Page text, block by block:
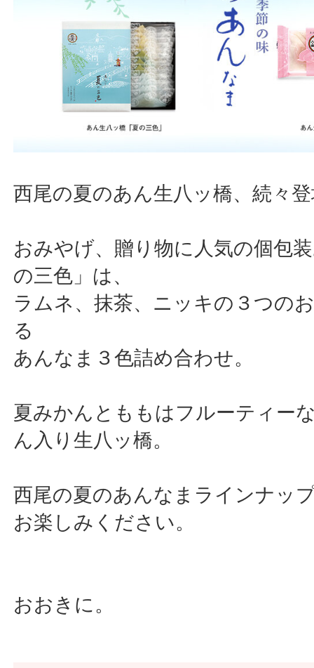
西尾の夏のあん生八ッ橋、続々
おみやげ、贈り物に人気の個包
の三色」は、
ラムネ、抹茶、ニッキの３つの
る
あんなま３色詰め合わせ。
夏みかんとももはフルーティー
ん入り生八ッ橋。
西尾の夏のあんなまラインナッ
お楽しみください。
おおきに。